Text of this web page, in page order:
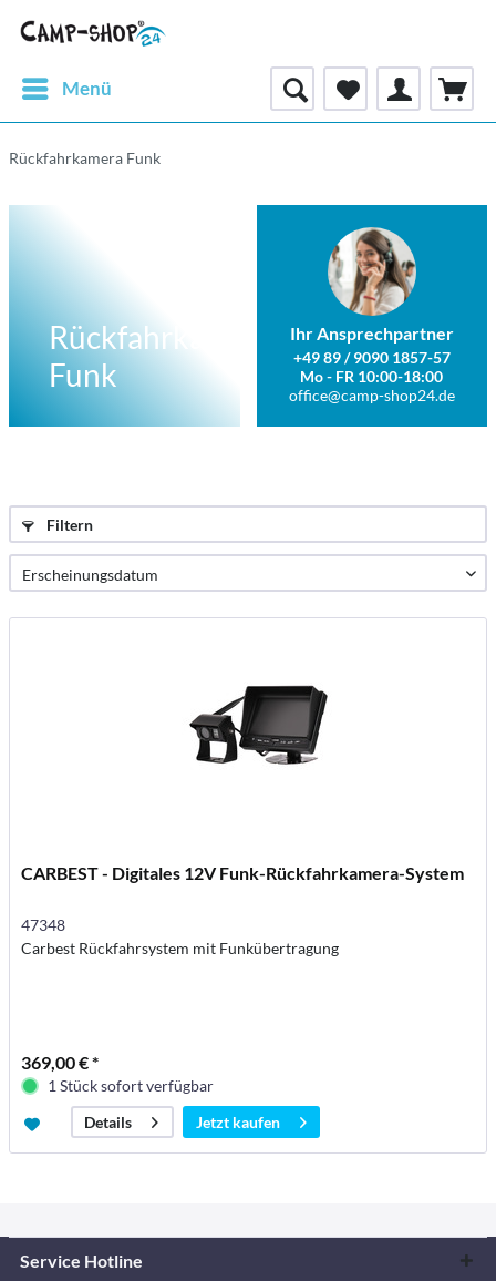
Menü
Rückfahrkamera Funk
Rückfahrkamera
Funk
Ihr Ansprechpartner
+49 89 / 9090 1857-57
Mo - FR 10:00-18:00
office@camp-shop24.de
Filtern
CARBEST - Digitales 12V Funk-Rückfahrkamera-System
47348
Carbest Rückfahrsystem mit Funkübertragung
369,00 € *
1 Stück sofort verfügbar
Details
Jetzt kaufen
Service Hotline